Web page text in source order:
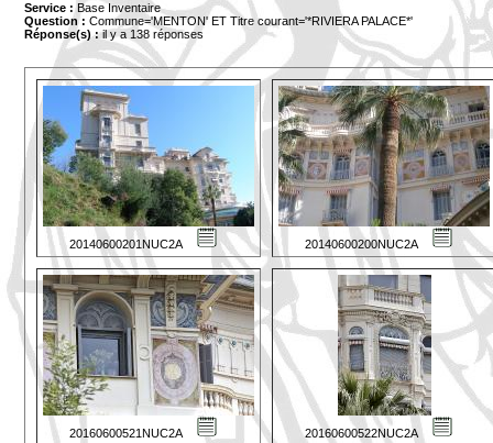
Service : Base Inventaire
Question : Commune='MENTON' ET Titre courant='*RIVIERA PALACE*'
Réponse(s) :il y a 138 réponses
20140600201NUC2A 20140600200NUC2A
20160600521NUC2A 20160600522NUC2A